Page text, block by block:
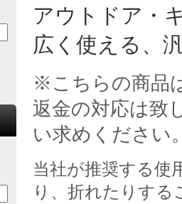
アウトドア・
広く使える、
※こちらの商品
返金の対応は致
い求めください
当社が推奨する使
り、折れたりす